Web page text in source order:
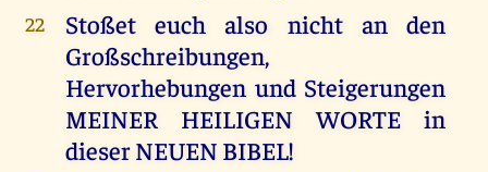
22
Stoßet euch also nicht an den
Großschreibungen,
Hervorhebungen und Steigerungen
MEINER HEILIGEN WORTE in
dieser NEUEN BIBEL!